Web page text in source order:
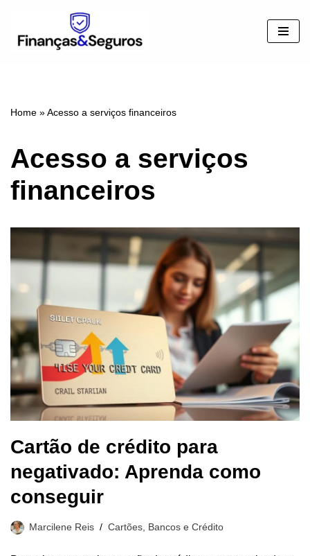
Pular
Home »Acesso a serviços financeiros
Acesso a serviços
financeiros
Cartão de crédito para
negativado: Aprenda como
conseguir
Marcilene Reis Cartões, Bancos e Crédito